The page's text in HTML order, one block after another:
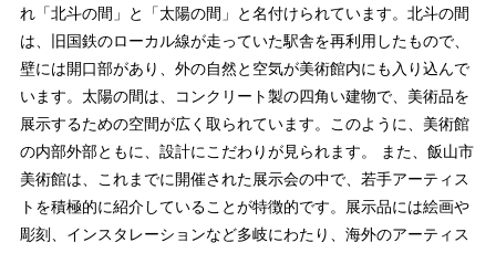
れ「北斗の間」と「太陽の間」と名付けられています。北斗の間
は、旧国鉄のローカル線が走っていた駅舎を再利用したもので、
壁には開口部があり、外の自然と空気が美術館内にも入り込んで
います。太陽の間は、コンクリート製の四角い建物で、美術品を
展示するための空間が広く取られています。このように、美術館
の内部外部ともに、設計にこだわりが見られます。 また、飯山市
美術館は、これまでに開催された展示会の中で、若手アーティス
トを積極的に紹介していることが特徴的です。展示品には絵画や
彫刻、インスタレーションなど多岐にわたり、海外のアーティス